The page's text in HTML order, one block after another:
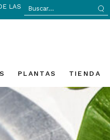
LAS
Search
for:
PLANTAS TIENDA